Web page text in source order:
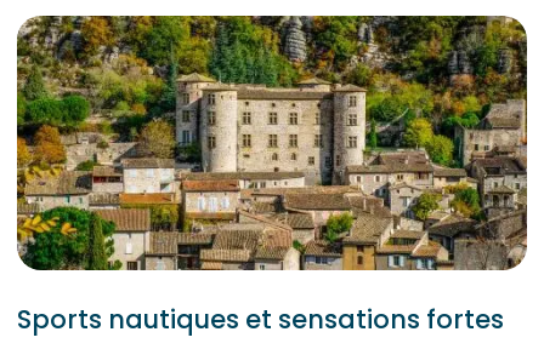
Sports nautiques et sensations fortes